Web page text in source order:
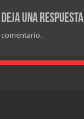
Deja una respuesta
comentario.